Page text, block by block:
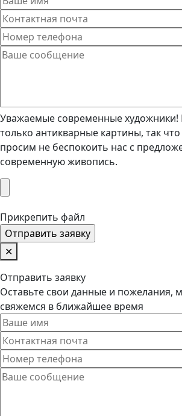
Уважаемые современные
только антикварные картины, так
просим не беспокоить нас с
современную живопись.
Прикрепить файл
✕
Отправить заявку
Оставьте свои данные и пожелания,
свяжемся в ближайшее время